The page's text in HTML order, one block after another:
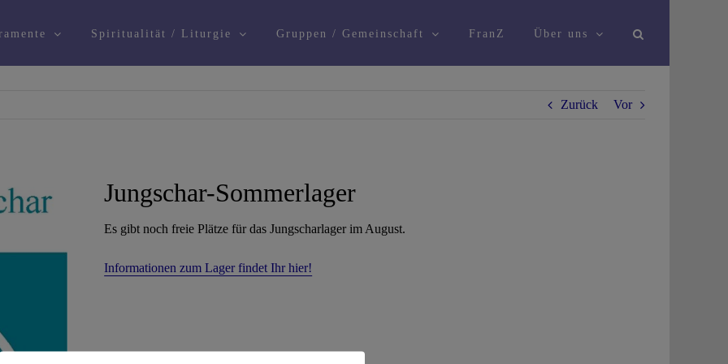
Spiritualität / Liturgie Gruppen / Gemeinschaft FranZ Über uns
Zurück Vor
Jungschar-Sommerlager
Es gibt noch freie Plätze für das Jungscharlager im August.
Informationen zum Lager findet Ihr hier!